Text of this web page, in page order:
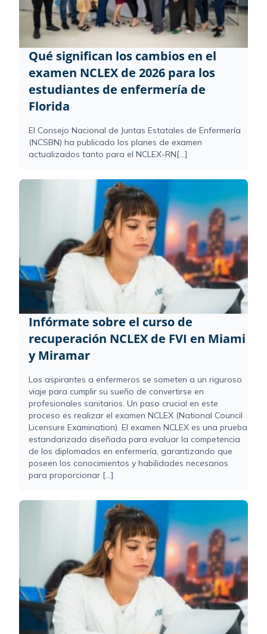
Qué significan los cambios en el
examen NCLEX de 2026 para los
estudiantes de enfermería de
Florida
El Consejo Nacional de Juntas Estatales de Enfermería
(NCSBN) ha publicado los planes de examen
actualizados tanto para el NCLEX-RN[...]
Infórmate sobre el curso de
recuperación NCLEX de FVI en Miami
y Miramar
Los aspirantes a enfermeros se someten a un riguroso
viaje para cumplir su sueño de convertirse en
profesionales sanitarios. Un paso crucial en este
proceso es realizar el examen NCLEX (National Council
Licensure Examination). El examen NCLEX es una prueba
estandarizada diseñada para evaluar la competencia
de los diplomados en enfermería, garantizando que
poseen los conocimientos y habilidades necesarios
para proporcionar [...]